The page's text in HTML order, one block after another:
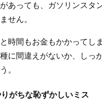
あっても、ガソリンスタ
せん。
時間もお金もかかってし
に間違えがないか、しっ
。
がちな恥ずかしいミス